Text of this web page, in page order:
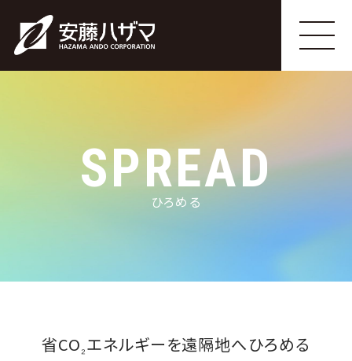
SPREAD
ひろめる
省CO₂エネルギーを遠隔地へひろめる